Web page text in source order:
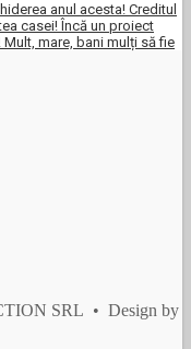
anul acesta! Creditul
casei! Încă un proiect
mare, bani mulți să fie
SRL • Design by